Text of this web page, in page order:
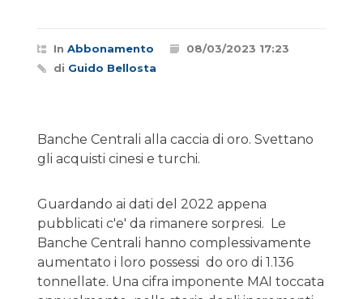
In Abbonamento
08/03/2023 17:23
di Guido Bellosta
Banche Centrali alla caccia di oro. Svettano
gli acquisti cinesi e turchi.
Guardando ai dati del 2022 appena
pubblicati c'e' da rimanere sorpresi. Le
Banche Centrali hanno complessivamente
aumentato i loro possessi do oro di 1.136
tonnellate. Una cifra imponente MAI toccata